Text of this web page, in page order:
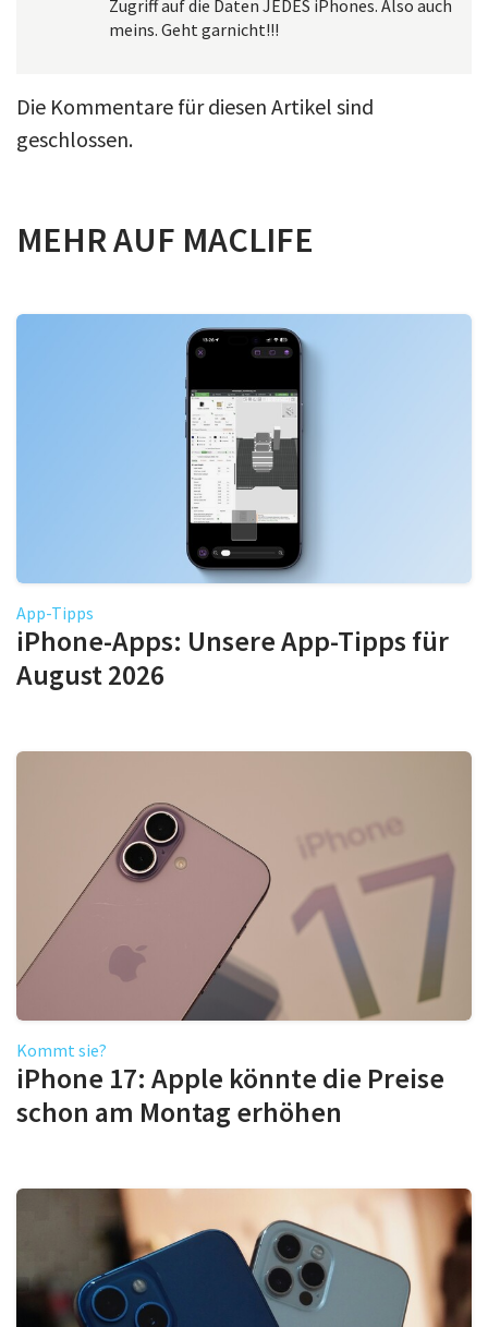
Zugriff auf die Daten JEDES iPhones. Also auch
meins. Geht garnicht!!!
Die Kommentare für diesen Artikel sind
geschlossen.
MEHR AUF MACLIFE
App-Tipps
iPhone-Apps: Unsere App-Tipps für
August 2026
Kommt sie?
iPhone 17: Apple könnte die Preise
schon am Montag erhöhen